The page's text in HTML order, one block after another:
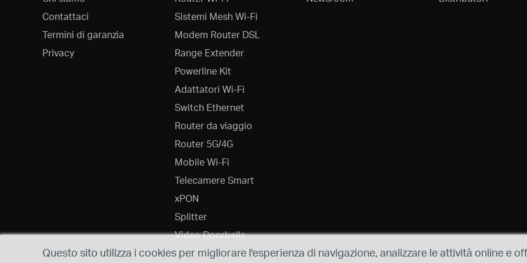
Contattaci
Termini di garanzia
Privacy
Sistemi Mesh Wi-Fi
Modem Router DSL
Range Extender
Powerline Kit
Adattatori Wi-Fi
Switch Ethernet
Router da viaggio
Router 5G/4G
Mobile Wi-Fi
Telecamere Smart
xPON
Splitter
Video Doorbells
Questo sito utilizza i cookies per migliorare l'esperienza di navigazione, analizzare le attività online e